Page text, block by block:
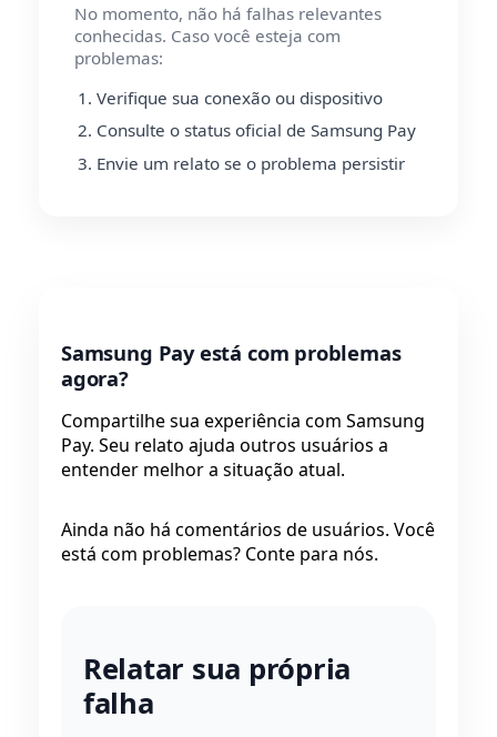
No momento, não há falhas relevantes
conhecidas. Caso você esteja com
problemas:
Verifique sua conexão ou dispositivo
Consulte o status oficial de Samsung Pay
Envie um relato se o problema persistir
Samsung Pay está com problemas
agora?
Compartilhe sua experiência com Samsung
Pay. Seu relato ajuda outros usuários a
entender melhor a situação atual.
Ainda não há comentários de usuários. Você
está com problemas? Conte para nós.
Relatar sua própria
falha